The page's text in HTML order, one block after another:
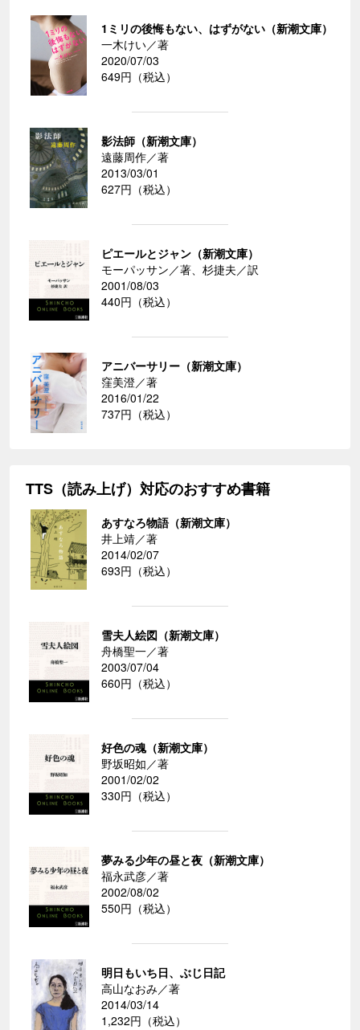
1ミリの後悔もない、はずがない（新潮文庫）
一木けい／著
2020/07/03
649円（税込）
影法師（新潮文庫）
遠藤周作／著
2013/03/01
627円（税込）
ピエールとジャン（新潮文庫）
モーパッサン／著、杉捷夫／訳
2001/08/03
440円（税込）
アニバーサリー（新潮文庫）
窪美澄／著
2016/01/22
737円（税込）
TTS（読み上げ）対応のおすすめ書籍
あすなろ物語（新潮文庫）
井上靖／著
2014/02/07
693円（税込）
雪夫人絵図（新潮文庫）
舟橋聖一／著
2003/07/04
660円（税込）
好色の魂（新潮文庫）
野坂昭如／著
2001/02/02
330円（税込）
夢みる少年の昼と夜（新潮文庫）
福永武彦／著
2002/08/02
550円（税込）
明日もいち日、ぶじ日記
高山なおみ／著
2014/03/14
1,232円（税込）